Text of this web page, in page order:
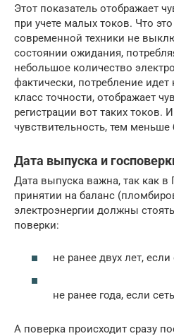
Этот показатель отображает
при учете малых токов. Что
современной техники не
состоянии ожидания,
небольшое количество
фактически, потребление идет
класс точности, отображает
регистрации вот таких токов.
чувствительность, тем меньше
Дата выпуска и
Дата выпуска важна, так как
принятии на баланс
электроэнергии должны
поверки:
не ранее двух лет,
не ранее года, если
А поверка происходит сразу